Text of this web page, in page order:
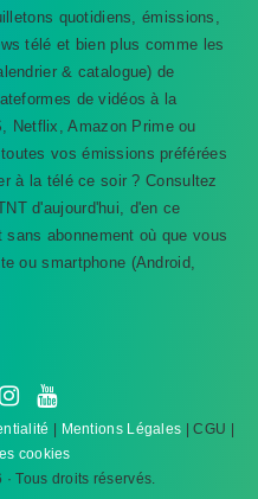
quotidiens, émissions,
télé et bien plus comme les
& catalogue) de
de vidéos à la
Netflix, Amazon Prime ou
vos émissions préférées
à la télé ce soir ? Consultez
d'aujourd'hui, d'en ce
abonnement où que vous
ou smartphone (Android,
| Mentions Légales | CGU |
cookies
Tous droits réservés.
votre vie
dans le but de traiter